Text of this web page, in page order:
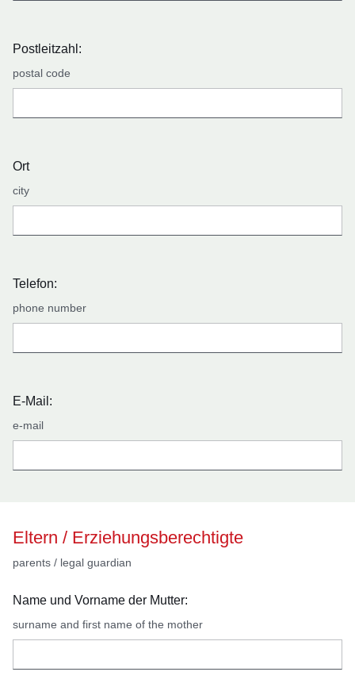
Postleitzahl:
postal code
Ort
city
Telefon:
phone number
E-Mail:
e-mail
Eltern / Erziehungsberechtigte
parents / legal guardian
Name und Vorname der Mutter:
surname and first name of the mother